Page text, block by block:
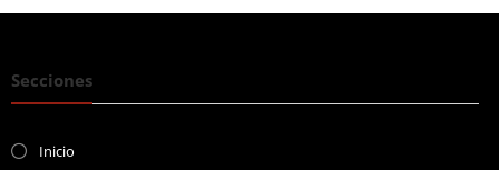
Secciones
Inicio